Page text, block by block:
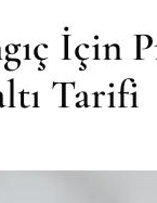
İçin
Tarifi